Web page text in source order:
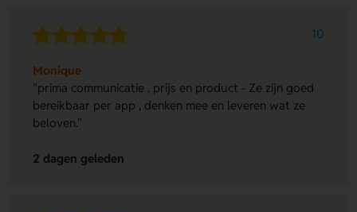
10
Monique
"prima communicatie , prijs en product - Ze zijn goed
bereikbaar per app , denken mee en leveren wat ze
beloven."
2 dagen geleden